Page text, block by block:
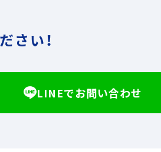
さい！
LINEでお問い合わせ